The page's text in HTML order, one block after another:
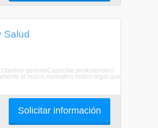
Salud
generalCapacitar profesionales
el marco normativo mdico-legal que
Solicitar información